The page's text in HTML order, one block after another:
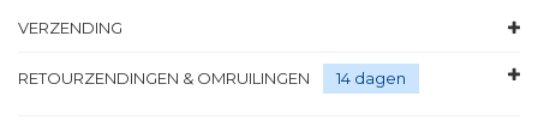
VERZENDING
RETOURZENDINGEN & OMRUILINGEN 14 dagen